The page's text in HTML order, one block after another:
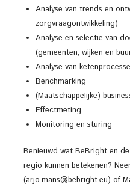
Analyse van trends en
zorgvraagontwikkeling)
Analyse en selectie van
(gemeenten, wijken en
Analyse van
Benchmarking
(Maatschappelijke)
Effectmeting
Monitoring en sturing
Benieuwd wat BeBright en
regio kunnen betekenen?
(arjo.mans@bebright.eu) of